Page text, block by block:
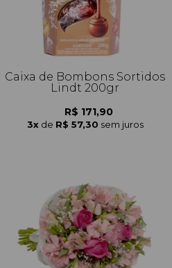
Caixa de Bombons Sortidos
Lindt 200gr
R$ 171,90
3x de R$ 57,30 sem juros